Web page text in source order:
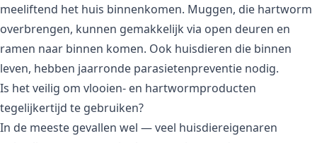
meeliftend het huis binnenkomen. Muggen, die hartworm
overbrengen, kunnen gemakkelijk via open deuren en
ramen naar binnen komen. Ook huisdieren die binnen
leven, hebben jaarronde parasietenpreventie nodig.
Is het veilig om vlooien- en hartwormproducten
tegelijkertijd te gebruiken?
In de meeste gevallen wel — veel huisdiereigenaren